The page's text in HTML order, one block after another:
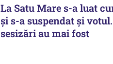
La Satu Mare s-a luat
și s-a suspendat și votul.
sesizări au mai fost